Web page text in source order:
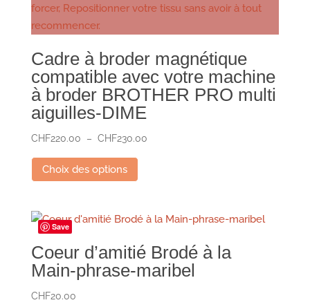
Cadre à broder magnétique
compatible avec votre machine
à broder BROTHER PRO multi
aiguilles-DIME
CHF220.00 – CHF230.00Plage
CHF230.00
Choix des options
variations.
options
peuvent
Save
Coeur d’amitié Brodé à la
Main-phrase-maribel
CHF20.00